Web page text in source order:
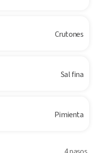
Crutones
Sal fina
Pimienta